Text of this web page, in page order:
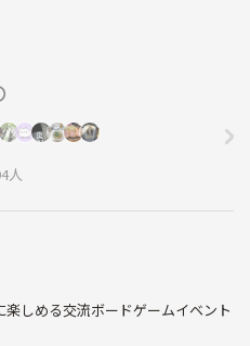
人
しめる交流ボードゲームイベント